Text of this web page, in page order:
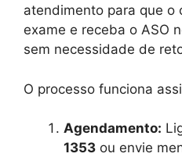
atendimento para que o
exame e receba o ASO
sem necessidade de
O processo funciona
Agendamento:
1353 ou envie